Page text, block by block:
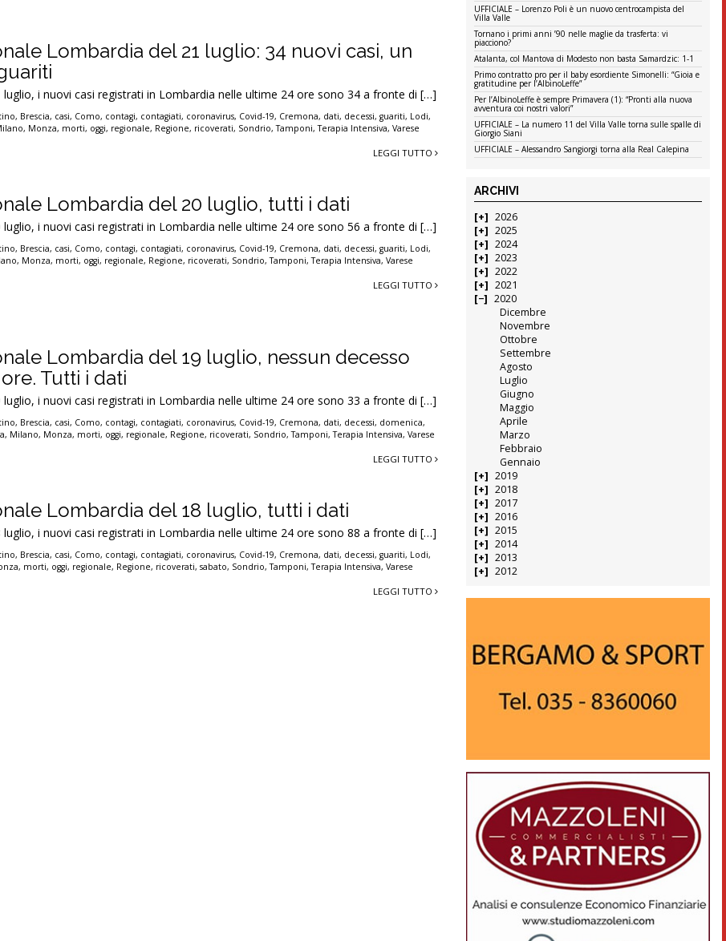
Lombardia del 21 luglio: 34 nuovi casi, un
i nuovi casi registrati in Lombardia nelle ultime 24 ore sono 34 a fronte di […]
, Brescia, casi, Como, contagi, contagiati, coronavirus, Covid-19, Cremona, dati, decessi,guariti, Lodi,
, Monza, morti, oggi, regionale, Regione, ricoverati, Sondrio,Tamponi,Terapia Intensiva,Varese
LEGGI TUTTO
Lombardia del 20 luglio, tutti i dati
i nuovi casi registrati in Lombardia nelle ultime 24 ore sono 56 a fronte di […]
, Brescia, casi, Como, contagi, contagiati, coronavirus, Covid-19, Cremona, dati, decessi,guariti, Lodi,
, Monza, morti, oggi, regionale, Regione, ricoverati, Sondrio,Tamponi,Terapia Intensiva,Varese
LEGGI TUTTO
Lombardia del 19 luglio, nessun decesso
Tutti i dati
i nuovi casi registrati in Lombardia nelle ultime 24 ore sono 33 a fronte di […]
, Brescia, casi, Como, contagi, contagiati, coronavirus, Covid-19, Cremona, dati, decessi, domenica,
, Milano, Monza, morti, oggi, regionale, Regione, ricoverati, Sondrio,Tamponi,Terapia Intensiva,Varese
LEGGI TUTTO
Lombardia del 18 luglio, tutti i dati
i nuovi casi registrati in Lombardia nelle ultime 24 ore sono 88 a fronte di […]
, Brescia, casi, Como, contagi, contagiati, coronavirus, Covid-19, Cremona, dati, decessi,guariti, Lodi,
, morti, oggi, regionale, Regione, ricoverati,sabato, Sondrio,Tamponi,Terapia Intensiva,Varese
LEGGI TUTTO
UFFICIALE – Lorenzo Poli è un nuovo centrocampista del
Villa Valle
Tornano i primi anni ’90 nelle maglie da trasferta: vi
piacciono?
Atalanta, col Mantova di Modesto non basta Samardzic: 1-1
Primo contratto pro per il baby esordiente Simonelli: “Gioia e
gratitudine per l’AlbinoLeffe”
Per l’AlbinoLeffe è sempre Primavera (1): “Pronti alla nuova
avventura coi nostri valori”
UFFICIALE – La numero 11 del Villa Valle torna sulle spalle di
Giorgio Siani
UFFICIALE – Alessandro Sangiorgi torna alla Real Calepina
ARCHIVI
2026
2025
2024
2023
2022
2021
2020
Dicembre
Novembre
Ottobre
Settembre
Agosto
Luglio
Giugno
Maggio
Aprile
Marzo
Febbraio
Gennaio
2019
2018
2017
2016
2015
2014
2013
2012